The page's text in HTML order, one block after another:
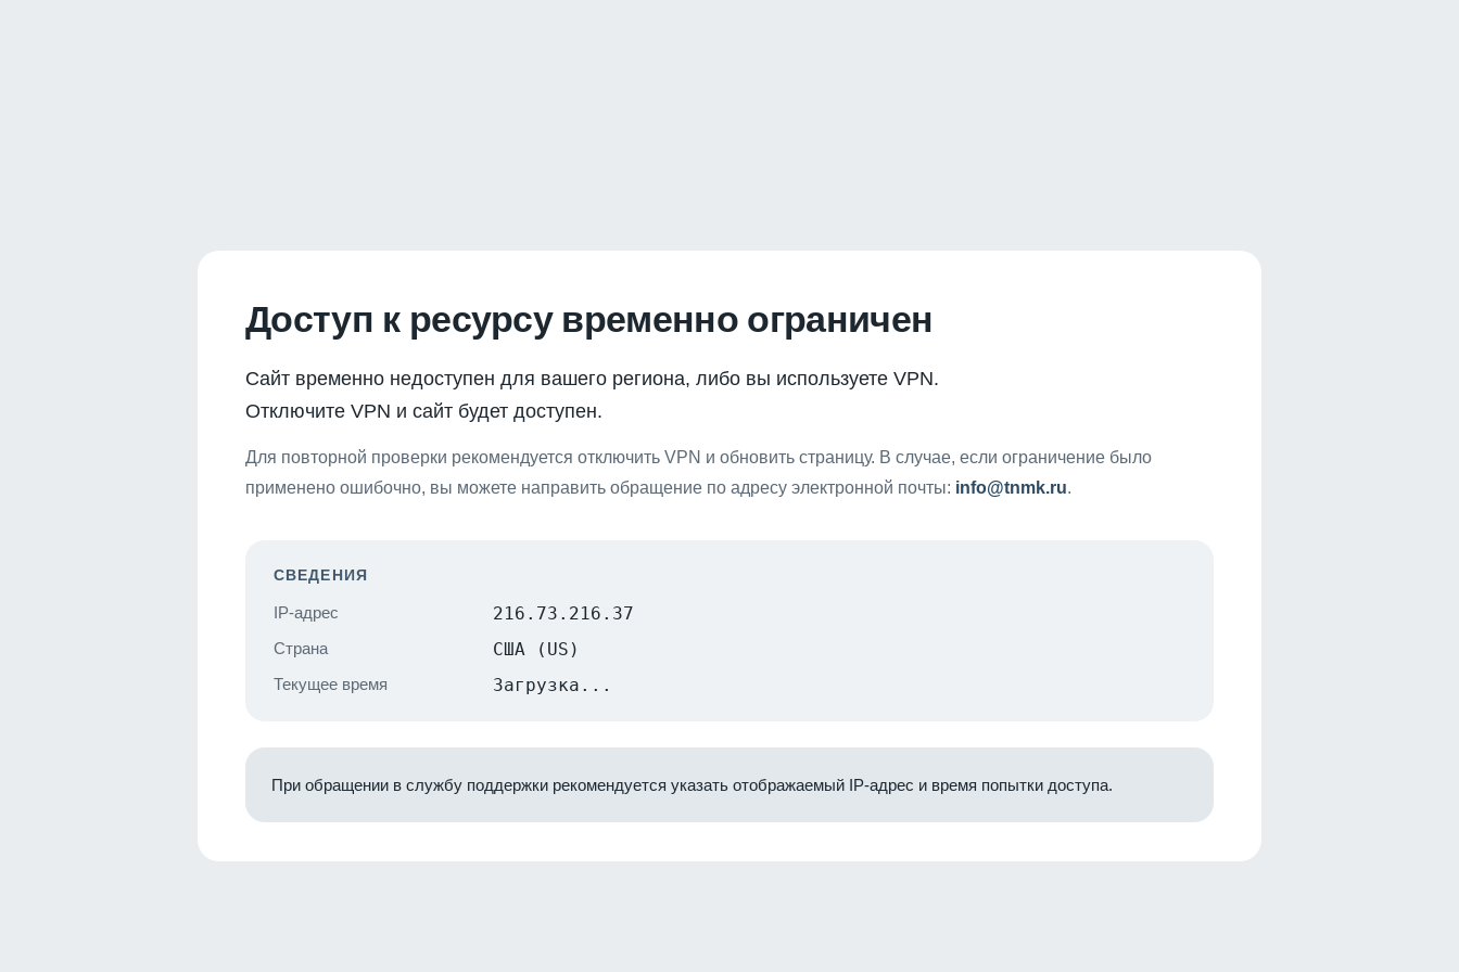
Доступ к ресурсу временно ограничен
Сайт временно недоступен для вашего региона, либо вы используете VPN.
Отключите VPN и сайт будет доступен.
Для повторной проверки рекомендуется отключить VPN и обновить страницу. В случае, если ограничение было
применено ошибочно, вы можете направить обращение по адресу электронной почты: info@tnmk.ru.
СВЕДЕНИЯ
IP-адрес 216.73.216.37
Страна США (US)
Текущее время Загрузка...
При обращении в службу поддержки рекомендуется указать отображаемый IP-адрес и время попытки доступа.